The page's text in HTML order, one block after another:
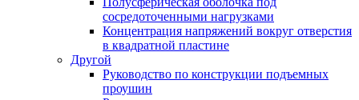
сосредоточенными нагрузками
Концентрация напряжений вокруг отверстия
в квадратной пластине
Другой
Руководство по конструкции подъемных
проушин